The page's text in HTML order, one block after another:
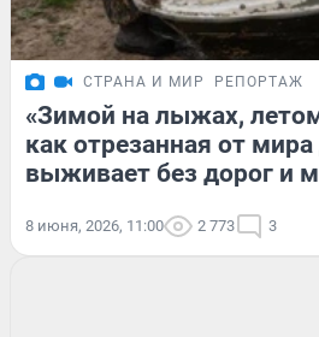
СТРАНА И МИР РЕПОРТАЖ
«Зимой на лыжах,
как отрезанная от
выживает без дорог и
8 июня, 2026, 11:00 2 773 3